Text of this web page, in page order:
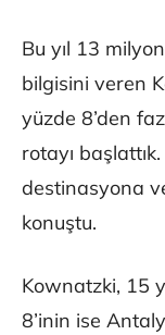
Bu yıl 13
bilgisini veren
yüzde 8’den
rotayı
destinasyona
konuştu.
Kownatzki, 15
8’inin ise